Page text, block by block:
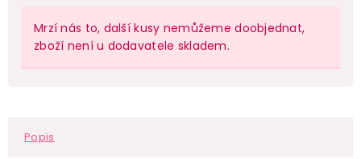
Mrzí nás to, další kusy nemůžeme doobjednat,
zboží není u dodavatele skladem.
Popis